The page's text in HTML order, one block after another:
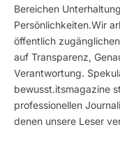
Bereichen
Persönlichkeiten.Wir
öffentlich
auf Transparenz,
Verantwortung.
bewusst.itsmagazine
professionellen
denen unsere Leser